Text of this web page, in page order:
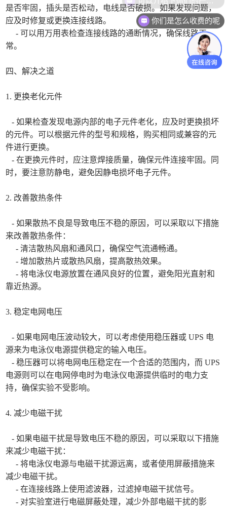
是否牢固，插头是否松动，电线是否破损。如果发现问题，
应及时修复或更换连接线路。
- 可以用万用表检查连接线路的通断情况，确保线路正
常。
四、解决之道
1. 更换老化元件
- 如果检查发现电源内部的电子元件老化，应及时更换损坏
的元件。可以根据元件的型号和规格，购买相同或兼容的元
件进行更换。
- 在更换元件时，应注意焊接质量，确保元件连接牢固。同
时，要注意防静电，避免因静电损坏电子元件。
2. 改善散热条件
- 如果散热不良是导致电压不稳的原因，可以采取以下措施
来改善散热条件：
- 清洁散热风扇和通风口，确保空气流通畅通。
- 增加散热片或散热风扇，提高散热效果。
- 将电泳仪电源放置在通风良好的位置，避免阳光直射和
靠近热源。
3. 稳定电网电压
- 如果电网电压波动较大，可以考虑使用稳压器或 UPS 电
源来为电泳仪电源提供稳定的输入电压。
- 稳压器可以将电网电压稳定在一个合适的范围内，而 UPS
电源则可以在电网停电时为电泳仪电源提供临时的电力支
持，确保实验不受影响。
4. 减少电磁干扰
- 如果电磁干扰是导致电压不稳的原因，可以采取以下措施
来减少电磁干扰：
- 将电泳仪电源与电磁干扰源远离，或者使用屏蔽措施来
减少电磁干扰。
- 在连接线路上使用滤波器，过滤掉电磁干扰信号。
- 对实验室进行电磁屏蔽处理，减少外部电磁干扰的影
你们是怎么收费的呢